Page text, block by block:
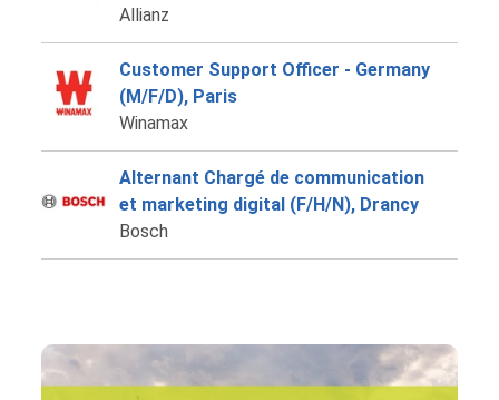
Allianz
Customer Support Officer - Germany
(M/F/D), Paris
Winamax
Alternant Chargé de communication
et marketing digital (F/H/N), Drancy
Bosch